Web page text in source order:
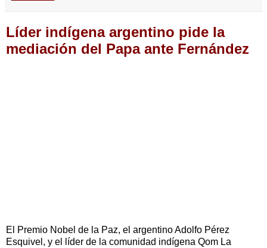
Líder indígena argentino pide la
mediación del Papa ante Fernández
El Premio Nobel de la Paz, el argentino Adolfo Pérez
Esquivel, y el líder de la comunidad indígena Qom La